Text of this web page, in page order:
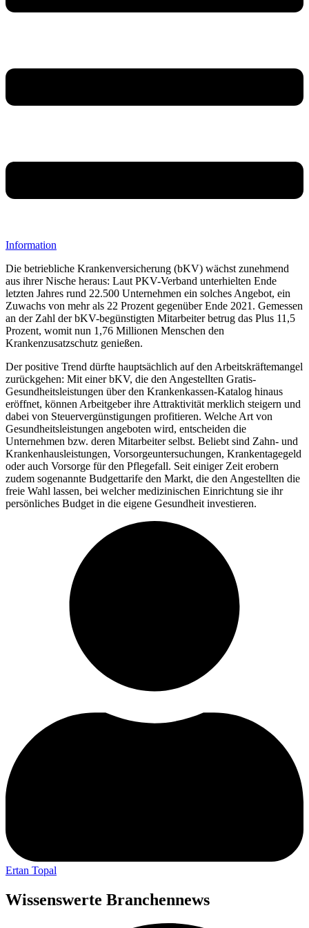
Information
Die betriebliche Krankenversicherung (bKV) wächst zunehmend
aus ihrer Nische heraus: Laut PKV-Verband unterhielten Ende
letzten Jahres rund 22.500 Unternehmen ein solches Angebot, ein
Zuwachs von mehr als 22 Prozent gegenüber Ende 2021. Gemessen
an der Zahl der bKV-begünstigten Mitarbeiter betrug das Plus 11,5
Prozent, womit nun 1,76 Millionen Menschen den
Krankenzusatzschutz genießen.
Der positive Trend dürfte hauptsächlich auf den Arbeitskräftemangel
zurückgehen: Mit einer bKV, die den Angestellten Gratis-
Gesundheitsleistungen über den Krankenkassen-Katalog hinaus
eröffnet, können Arbeitgeber ihre Attraktivität merklich steigern und
dabei von Steuervergünstigungen profitieren. Welche Art von
Gesundheitsleistungen angeboten wird, entscheiden die
Unternehmen bzw. deren Mitarbeiter selbst. Beliebt sind Zahn- und
Krankenhausleistungen, Vorsorgeuntersuchungen, Krankentagegeld
oder auch Vorsorge für den Pflegefall. Seit einiger Zeit erobern
zudem sogenannte Budgettarife den Markt, die den Angestellten die
freie Wahl lassen, bei welcher medizinischen Einrichtung sie ihr
persönliches Budget in die eigene Gesundheit investieren.
Ertan Topal
Wissenswerte Branchennews